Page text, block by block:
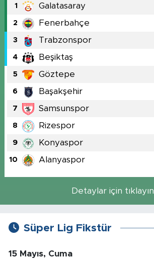
1 Galatasaray
2 Fenerbahçe
3 Trabzonspor
4 Beşiktaş
5 Göztepe
6 Başakşehir
7 Samsunspor
8 Rizespor
9 Konyaspor
10 Alanyaspor
Detaylar için tıklayın
Süper Lig Fikstür
15 Mayıs, Cuma